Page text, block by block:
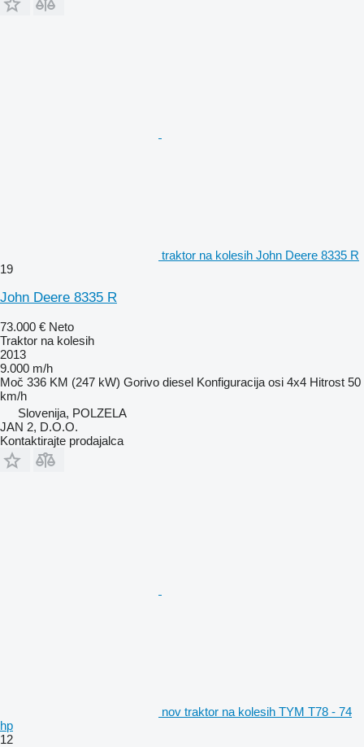
traktor na kolesih John Deere 8335 R
19
John Deere 8335 R
73.000 € Neto
Traktor na kolesih
2013
9.000 m/h
Moč 336 KM (247 kW) Gorivo diesel Konfiguracija osi 4x4 Hitrost 50
km/h
Slovenija, POLZELA
JAN 2, D.O.O.
Kontaktirajte prodajalca
nov traktor na kolesih TYM T78 - 74
hp
12